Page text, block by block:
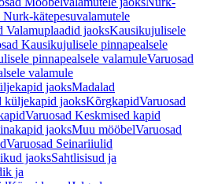
Nurk-kätepesuvalamutele
Valamuplaadid jaoksKausikujulisele
Kausikujulisele pinnapealsele
pinnapealsele valamuleVaruosad
valamule
jaoksMadalad
küljekapid jaoksKõrgkapidVaruosad
Varuosad Keskmised kapid
jaoksMuu mööbelVaruosad
Varuosad Seinariiulid
jaoksSahtlisisud ja
ja